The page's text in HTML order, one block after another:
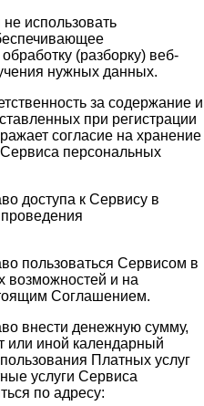
использовать
(разборку) веб-
нужных данных.
за содержание и
при регистрации
согласие на хранение
персональных
доступа к Сервису в
пользоваться Сервисом в
возможностей и на
Соглашением.
внести денежную сумму,
или иной календарный
Платных услуг
услуги Сервиса
по адресу: